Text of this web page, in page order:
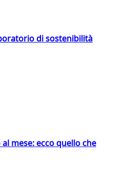
di sostenibilità
mese: ecco quello che